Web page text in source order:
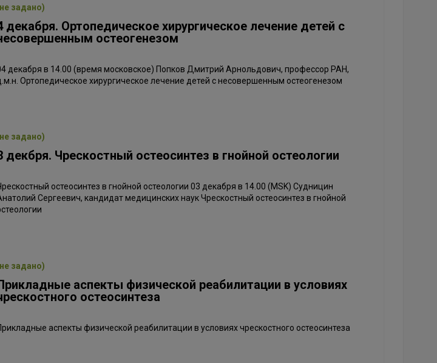
задано)
декабря. Ортопедическое хирургическое лечение детей с
остеогенезом
декабря в 14.00 (время московское) Попков Дмитрий Арнольдович, профессор РАН,
Ортопедическое хирургическое лечение детей с несовершенным остеогенезом
задано)
декбря. Чрескостный остеосинтез в гнойной остеологии
остеосинтез в гнойной остеологии 03 декабря в 14.00 (MSK) Судницин
Сергеевич, кандидат медицинских наук Чрескостный остеосинтез в гнойной
задано)
аспекты физической реабилитации в условиях
остеосинтеза
аспекты физической реабилитации в условиях чрескостного остеосинтеза